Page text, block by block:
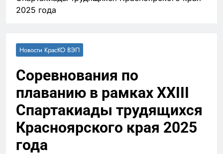
2025 года
Новости КрасКО ВЭП
Соревнования по
плаванию в рамках XXIII
Спартакиады трудящихся
Красноярского края 2025
года